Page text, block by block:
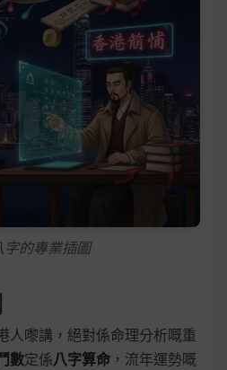
字的專業插圖
人嚟講，絕對係命理分析嘅重
數定係八字算命 ，流年運勢嘅